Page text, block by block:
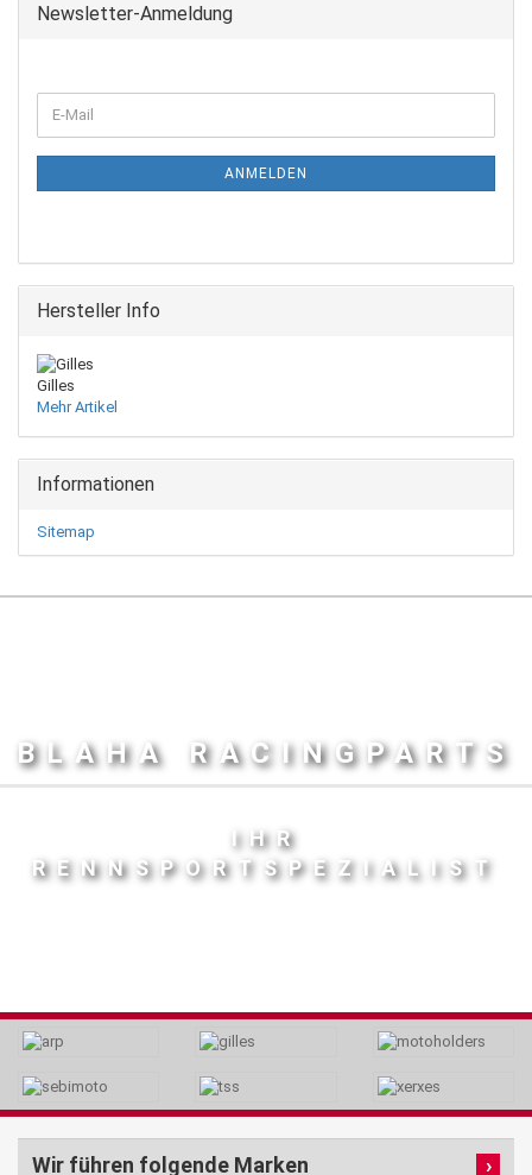
Newsletter-Anmeldung
ZUR
NEWSLETTER-
E-
Mail
ANMELDEN
Hersteller Info
Gilles
Mehr Artikel
Informationen
Sitemap
BLAHA RACINGPARTS
IHR
RENNSPORTSPEZIALIST
Wir führen folgende Marken